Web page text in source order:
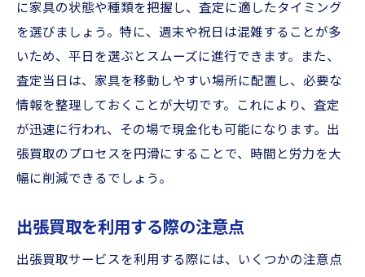
出張買取を使った時間節約術
家具出張買取の効率化の秘訣
出張買取で簡単に時間を節約
出張買取利用の効率的な方法
出張買取で家具を手軽に売却する秘訣
出張買取で賢く家具を売却
富山での出張買取の成功秘訣
出張買取利用で手軽に家具処分
に家具の状態や種類を把握し、査定に適したタイミング
を選びましょう。特に、週末や祝日は混雑することが多
いため、平日を選ぶとスムーズに進行できます。また、
査定当日は、家具を移動しやすい場所に配置し、必要な
情報を整理しておくことが大切です。これにより、査定
が迅速に行われ、その場で現金化も可能になります。出
張買取のプロセスを円滑にすることで、時間と労力を大
幅に削減できるでしょう。
出張買取を利用する際の注意点
出張買取サービスを利用する際には、いくつかの注意点